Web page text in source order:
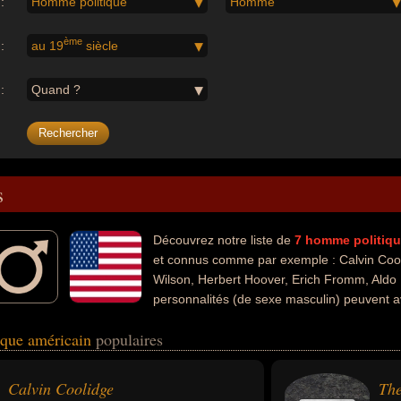
au 19ème siècle
Quand ?
Découvrez notre liste de 7 homme
et connus comme par exemple : Calvin
Wilson, Herbert Hoover, Erich Fromm,
personnalités (de sexe masculin) peuvent
homme d'état, homme de loi, président, humaniste,
américain populaires
Calvin Coolidge